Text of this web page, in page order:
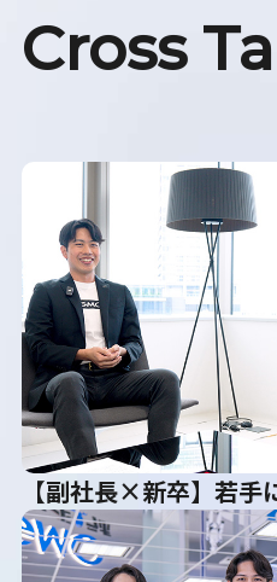
Cross
【副社長×新卒】若手